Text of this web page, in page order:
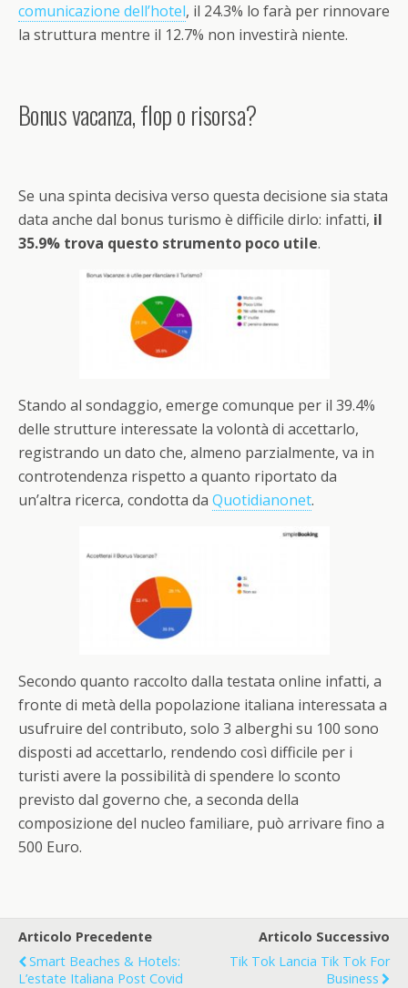
comunicazione dell’hotel, il 24.3% lo farà per rinnovare
la struttura mentre il 12.7% non investirà niente.
Bonus vacanza, flop o risorsa?
Se una spinta decisiva verso questa decisione sia stata
data anche dal bonus turismo è difficile dirlo: infatti, il
35.9% trova questo strumento poco utile.
Stando al sondaggio, emerge comunque per il 39.4%
delle strutture interessate la volontà di accettarlo,
registrando un dato che, almeno parzialmente, va in
controtendenza rispetto a quanto riportato da
un’altra ricerca, condotta da Quotidianonet.
Secondo quanto raccolto dalla testata online infatti, a
fronte di metà della popolazione italiana interessata a
usufruire del contributo, solo 3 alberghi su 100 sono
disposti ad accettarlo, rendendo così difficile per i
turisti avere la possibilità di spendere lo sconto
previsto dal governo che, a seconda della
composizione del nucleo familiare, può arrivare fino a
500 Euro.
Articolo Precedente
Smart Beaches & Hotels:
L’estate Italiana Post Covid
Articolo Successivo
Tik Tok Lancia Tik Tok For
Business